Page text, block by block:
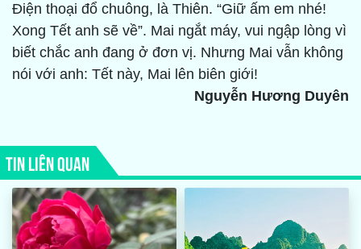
Điện thoại đổ chuông, là Thiên. “Giữ ấm em nhé!
Xong Tết anh sẽ về”. Mai ngắt máy, vui ngập lòng vì
biết chắc anh đang ở đơn vị. Nhưng Mai vẫn không
nói với anh: Tết này, Mai lên biên giới!
Nguyễn Hương Duyên
TIN LIÊN QUAN